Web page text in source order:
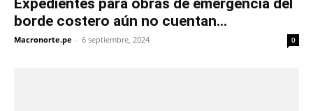
Expedientes para obras de emergencia del
borde costero aún no cuentan...
Macronorte.pe - 6 septiembre, 2024 0